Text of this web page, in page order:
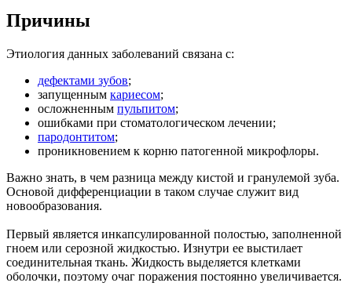
Причины
Этиология данных заболеваний связана с:
дефектами зубов;
запущенным кариесом;
осложненным пульпитом;
ошибками при стоматологическом лечении;
пародонтитом;
проникновением к корню патогенной микрофлоры.
Важно знать, в чем разница между кистой и гранулемой зуба.
Основой дифференциации в таком случае служит вид
новообразования.
Первый является инкапсулированной полостью, заполненной
гноем или серозной жидкостью. Изнутри ее выстилает
соединительная ткань. Жидкость выделяется клетками
оболочки, поэтому очаг поражения постоянно увеличивается.